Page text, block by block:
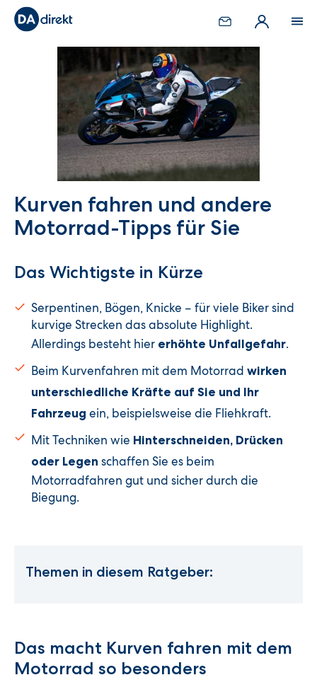
Kurven fahren und andere
Motorrad-Tipps für Sie
Das Wichtigste in Kürze
Serpentinen, Bögen, Knicke – für viele Biker sind
kurvige Strecken das absolute Highlight.
Allerdings besteht hier erhöhte Unfallgefahr.
Beim Kurvenfahren mit dem Motorrad wirken
unterschiedliche Kräfte auf Sie und Ihr
Fahrzeug ein, beispielsweise die Fliehkraft.
Mit Techniken wie Hinterschneiden, Drücken
oder Legen schaffen Sie es beim
Motorradfahren gut und sicher durch die
Biegung.
Themen in diesem Ratgeber:
Das macht Kurven fahren mit dem
Motorrad so besonders